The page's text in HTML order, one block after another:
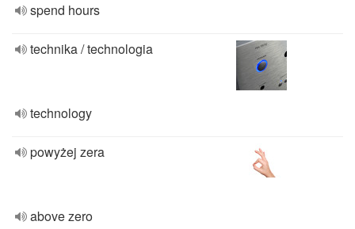
spend hours
technika / technologia
technology
powyżej zera
above zero